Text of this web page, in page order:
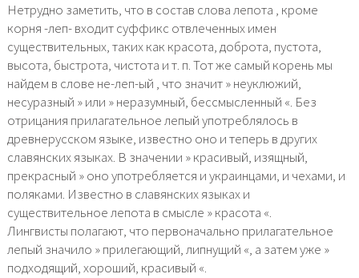
Нетрудно заметить, что в состав слова лепота , кроме
корня -леп- входит суффикс отвлеченных имен
существительных, таких как красота, доброта, пустота,
высота, быстрота, чистота и т. п. Тот же самый корень мы
найдем в слове не-леп-ый , что значит » неуклюжий,
несуразный » или » неразумный, бессмысленный «. Без
отрицания прилагательное лепый употреблялось в
древнерусском языке, известно оно и теперь в других
славянских языках. В значении » красивый, изящный,
прекрасный » оно употребляется и украинцами, и чехами, и
поляками. Известно в славянских языках и
существительное лепота в смысле » красота «.
Лингвисты полагают, что первоначально прилагательное
лепый значило » прилегающий, липнущий «, а затем уже »
подходящий, хороший, красивый «.